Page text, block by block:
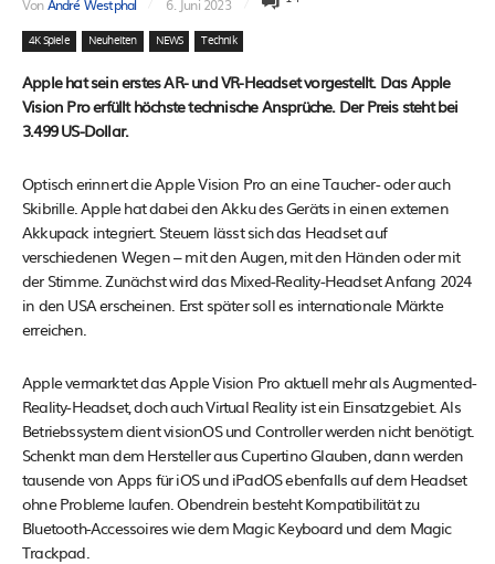
VonAndré Westphal 6. Juni 2023
4K Spiele Neuheiten NEWS Technik
Apple hat sein erstes AR- und VR-Headset vorgestellt. Das Apple
Vision Pro erfüllt höchste technische Ansprüche. Der Preis steht bei
3.499 US-Dollar.
Optisch erinnert die Apple Vision Pro an eine Taucher- oder auch
Skibrille. Apple hat dabei den Akku des Geräts in einen externen
Akkupack integriert. Steuern lässt sich das Headset auf
verschiedenen Wegen – mit den Augen, mit den Händen oder mit
der Stimme. Zunächst wird das Mixed-Reality-Headset Anfang 2024
in den USA erscheinen. Erst später soll es internationale Märkte
erreichen.
Apple vermarktet das Apple Vision Pro aktuell mehr als Augmented-
Reality-Headset, doch auch Virtual Reality ist ein Einsatzgebiet. Als
Betriebssystem dient visionOS und Controller werden nicht benötigt.
Schenkt man dem Hersteller aus Cupertino Glauben, dann werden
tausende von Apps für iOS und iPadOS ebenfalls auf dem Headset
ohne Probleme laufen. Obendrein besteht Kompatibilität zu
Bluetooth-Accessoires wie dem Magic Keyboard und dem Magic
Trackpad.